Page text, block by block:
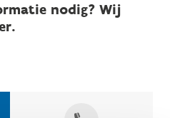
nodig? Wij